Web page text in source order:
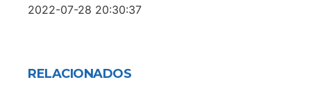
2022-07-28 20:30:37
RELACIONADOS